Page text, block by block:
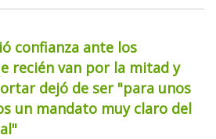
confianza ante los
recién van por la mitad y
dejó de ser "para unos
un mandato muy claro del